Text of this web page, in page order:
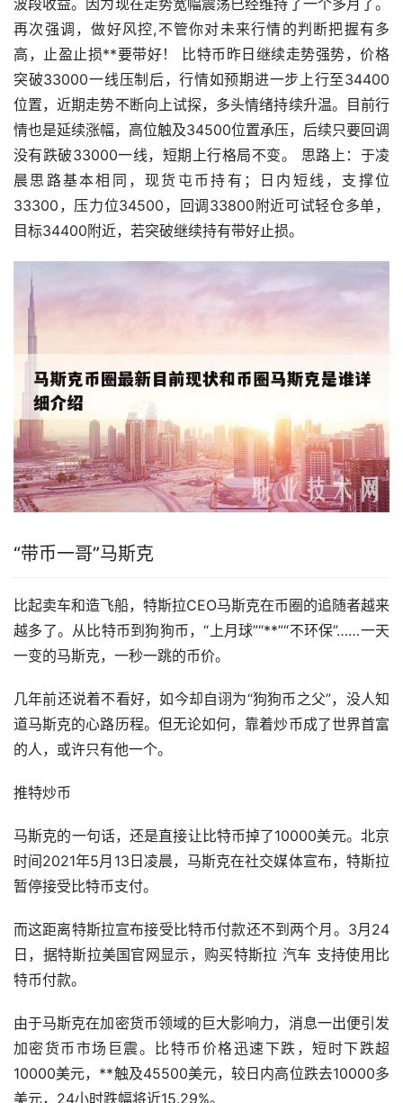
再次强调，做好风控,不管你对未来行情的判断把握有多
高，止盈止损**要带好！ 比特币昨日继续走势强势，价格
突破33000一线压制后，行情如预期进一步上行至34400
位置，近期走势不断向上试探，多头情绪持续升温。目前行
情也是延续涨幅，高位触及34500位置承压，后续只要回调
没有跌破33000一线，短期上行格局不变。 思路上：于凌
晨思路基本相同，现货屯币持有；日内短线，支撑位
33300，压力位34500，回调33800附近可试轻仓多单，
目标34400附近，若突破继续持有带好止损。
“带币一哥”马斯克
比起卖车和造飞船，特斯拉CEO马斯克在币圈的追随者越来
越多了。从比特币到狗狗币，“上月球”“**”“不环保”……一天
一变的马斯克，一秒一跳的币价。
几年前还说着不看好，如今却自诩为“狗狗币之父”，没人知
道马斯克的心路历程。但无论如何，靠着炒币成了世界首富
的人，或许只有他一个。
推特炒币
马斯克的一句话，还是直接让比特币掉了10000美元。北京
时间2021年5月13日凌晨，马斯克在社交媒体宣布，特斯拉
暂停接受比特币支付。
而这距离特斯拉宣布接受比特币付款还不到两个月。3月24
日，据特斯拉美国官网显示，购买特斯拉 汽车 支持使用比
特币付款。
由于马斯克在加密货币领域的巨大影响力，消息一出便引发
加密货币市场巨震。比特币价格迅速下跌，短时下跌超
10000美元，**触及45500美元，较日内高位跌去10000多
美元，24小时跌幅将近15.29%。